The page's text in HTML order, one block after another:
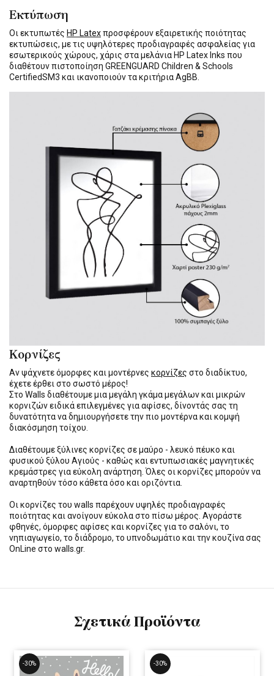
Εκτύπωση
Οι εκτυπωτές HP Latexπροσφέρουν εξαιρετικής ποιότητας
εκτυπώσεις, με τις υψηλότερες προδιαγραφές ασφαλείας για
εσωτερικούς χώρους, χάρις στα μελάνια HP Latex Inks που
διαθέτουν πιστοποίηση GREENGUARD Children & Schools
CertifiedSM3 και ικανοποιούν τα κριτήρια AgBB.
Κορνίζες
Αν ψάχνετε όμορφες και μοντέρνες κορνίζες στο διαδίκτυο,
έχετε έρθει στο σωστό μέρος!
Στο Walls διαθέτουμε μια μεγάλη γκάμα μεγάλων και μικρών
κορνιζών ειδικά επιλεγμένες για αφίσες, δίνοντάς σας τη
δυνατότητα να δημιουργήσετε την πιο μοντέρνα και κομψή
διακόσμηση τοίχου.
Διαθέτουμε ξύλινες κορνίζες σε μαύρο - λευκό πέυκο και
φυσικού ξύλου Αγιούς - καθώς και εντυπωσιακές μαγνητικές
κρεμάστρες για εύκολη ανάρτηση. Όλες οι κορνίζες μπορούν να
αναρτηθούν τόσο κάθετα όσο και οριζόντια.
Οι κορνίζες του walls παρέχουν υψηλές προδιαγραφές
ποιότητας και ανοίγουν εύκολα στο πίσω μέρος. Αγοράστε
φθηνές, όμορφες αφίσες και κορνίζες για το σαλόνι, το
νηπιαγωγείο, το διάδρομο, το υπνοδωμάτιο και την κουζίνα σας
OnLine στο walls.gr.
Σχετικά Προϊόντα
-30% -30%